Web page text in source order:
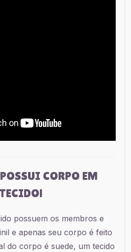
CORPO EM
TECIDO!
possuem os membros e
e apenas seu corpo é feito
do corpo é suede, um tecido